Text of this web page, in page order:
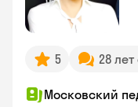
5 28
Московский